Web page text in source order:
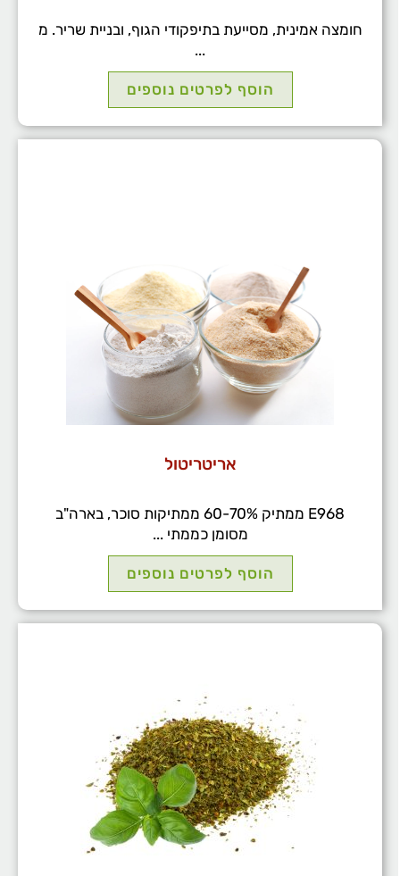
חומצה אמינית, מסייעת בתיפקודי הגוף, ובניית שריר. מ
...
הוסף לפרטים נוספים
אריטריטול
E968 ממתיק 60-70% ממתיקות סוכר, בארה"ב
מסומן כממתי ...
הוסף לפרטים נוספים